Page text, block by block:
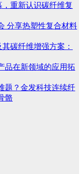
，重新认识碳纤维复
分享热塑性复合材料
碳纤维增强方案：
品在新领域的应用拓
题？金发科技连续纤
骼